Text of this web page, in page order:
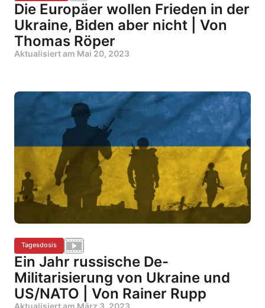
Die Europäer wollen Frieden in der
Ukraine, Biden aber nicht | Von
Thomas Röper
Aktualisiert am Mai 20, 2023
Tagesdosis
Ein Jahr russische De-
Militarisierung von Ukraine und
US/NATO | Von Rainer Rupp
Aktualisiert am März 3, 2023